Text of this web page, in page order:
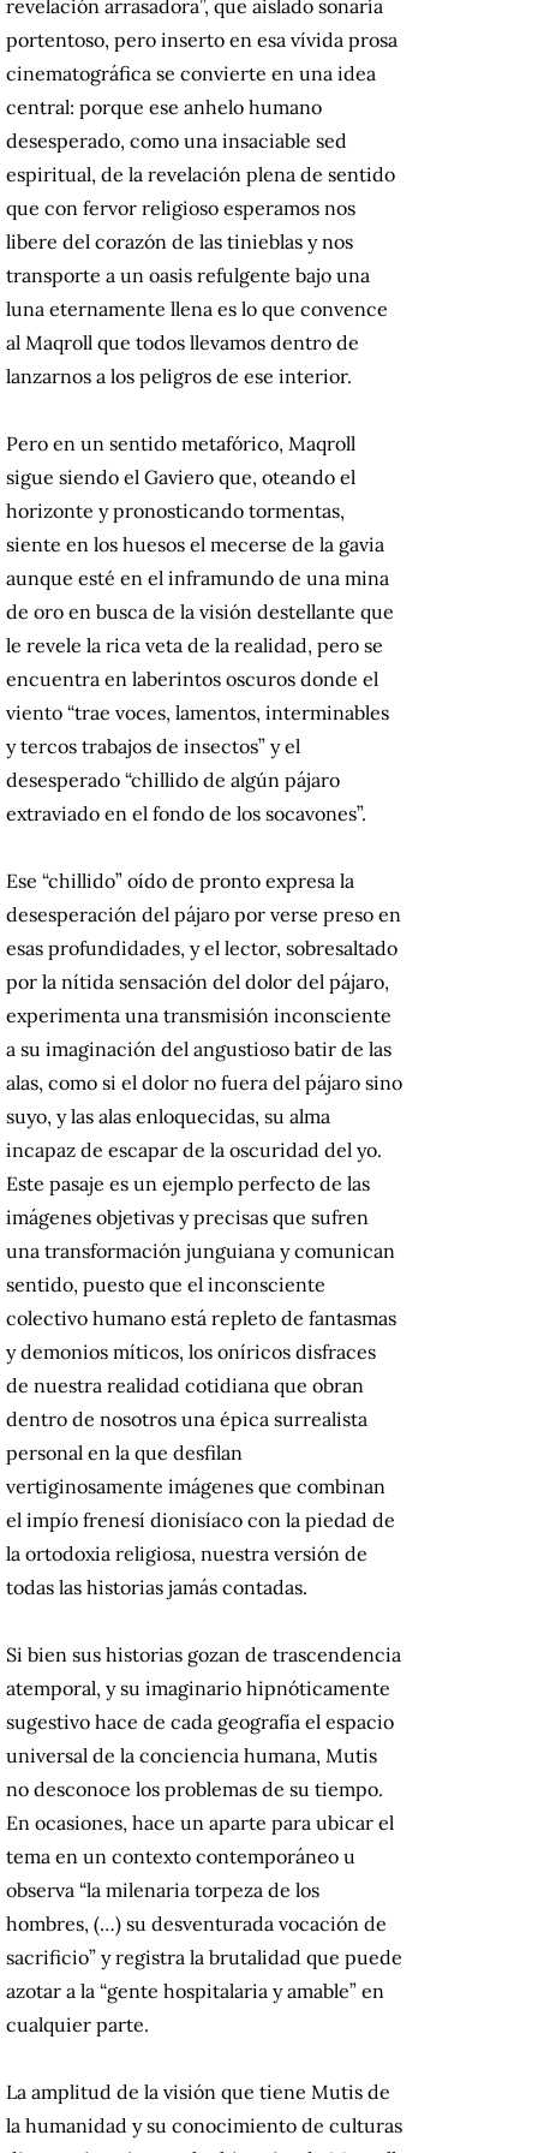
revelación arrasadora”, que aislado sonaría
portentoso, pero inserto en esa vívida prosa
cinematográfica se convierte en una idea
central: porque ese anhelo humano
desesperado, como una insaciable sed
espiritual, de la revelación plena de sentido
que con fervor religioso esperamos nos
libere del corazón de las tinieblas y nos
transporte a un oasis refulgente bajo una
luna eternamente llena es lo que convence
al Maqroll que todos llevamos dentro de
lanzarnos a los peligros de ese interior.
Pero en un sentido metafórico, Maqroll
sigue siendo el Gaviero que, oteando el
horizonte y pronosticando tormentas,
siente en los huesos el mecerse de la gavia
aunque esté en el inframundo de una mina
de oro en busca de la visión destellante que
le revele la rica veta de la realidad, pero se
encuentra en laberintos oscuros donde el
viento “trae voces, lamentos, interminables
y tercos trabajos de insectos” y el
desesperado “chillido de algún pájaro
extraviado en el fondo de los socavones”.
Ese “chillido” oído de pronto expresa la
desesperación del pájaro por verse preso en
esas profundidades, y el lector, sobresaltado
por la nítida sensación del dolor del pájaro,
experimenta una transmisión inconsciente
a su imaginación del angustioso batir de las
alas, como si el dolor no fuera del pájaro sino
suyo, y las alas enloquecidas, su alma
incapaz de escapar de la oscuridad del yo.
Este pasaje es un ejemplo perfecto de las
imágenes objetivas y precisas que sufren
una transformación junguiana y comunican
sentido, puesto que el inconsciente
colectivo humano está repleto de fantasmas
y demonios míticos, los oníricos disfraces
de nuestra realidad cotidiana que obran
dentro de nosotros una épica surrealista
personal en la que desfilan
vertiginosamente imágenes que combinan
el impío frenesí dionisíaco con la piedad de
la ortodoxia religiosa, nuestra versión de
todas las historias jamás contadas.
Si bien sus historias gozan de trascendencia
atemporal, y su imaginario hipnóticamente
sugestivo hace de cada geografía el espacio
universal de la conciencia humana, Mutis
no desconoce los problemas de su tiempo.
En ocasiones, hace un aparte para ubicar el
tema en un contexto contemporáneo u
observa “la milenaria torpeza de los
hombres, (…) su desventurada vocación de
sacrificio” y registra la brutalidad que puede
azotar a la “gente hospitalaria y amable” en
cualquier parte.
La amplitud de la visión que tiene Mutis de
la humanidad y su conocimiento de culturas